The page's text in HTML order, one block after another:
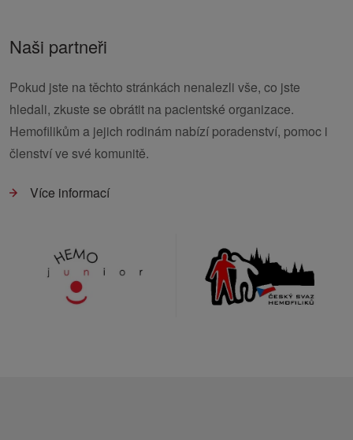
Naši partneři
Pokud jste na těchto stránkách nenalezli vše, co jste
hledali, zkuste se obrátit na pacientské organizace.
Hemofilikům a jejich rodinám nabízí poradenství, pomoc i
členství ve své komunitě.
Více informací